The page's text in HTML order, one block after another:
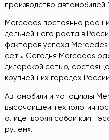
производство
Mercedes постоянно
дальнейшего роста в
факторов успеха
сеть. Сегодня Mercedes
дилерской сетью,
крупнейших городах
Автомобили и мотоциклы
высочайшей
олицетворяя собой
рулем».